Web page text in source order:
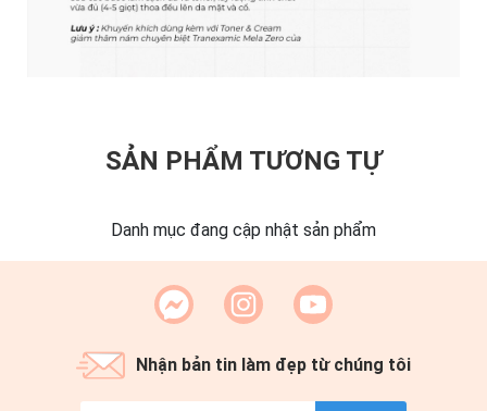
SẢN PHẨM TƯƠNG TỰ
Danh mục đang cập nhật sản phẩm
Nhận bản tin làm đẹp từ chúng tôi